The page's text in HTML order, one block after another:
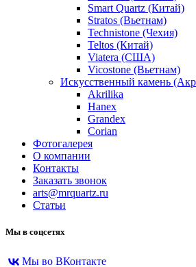
Smart Quartz (Китай)
Stratos (Вьетнам)
Technistone (Чехия)
Teltos (Китай)
Viatera (США)
Vicostone (Вьетнам)
Искусственный камень
Akrilika
Hanex
Grandex
Corian
Фотогалерея
О компании
Контакты
Заказать звонок
arts@mrquartz.ru
Статьи
Мы в соцсетях
Мы во ВКонтакте